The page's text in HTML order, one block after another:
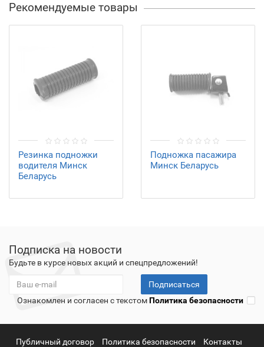
Рекомендуемые товары
Резинка подножки
водителя Минск
Беларусь
Подножка пасажира
Минск Беларусь
Подписка на новости
Будьте в курсе новых акций и спецпредложений!
Подписаться
Ознакомлен и согласен с текстомПолитика безопасности
Публичный договор Политика безопасности Контакты